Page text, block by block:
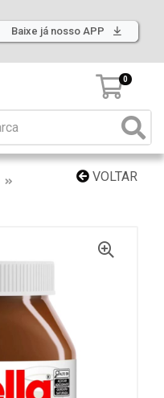
Baixe já nosso APP
0
VOLTAR